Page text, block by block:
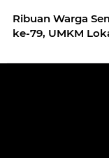
Ribuan Warga
ke-79, UMKM